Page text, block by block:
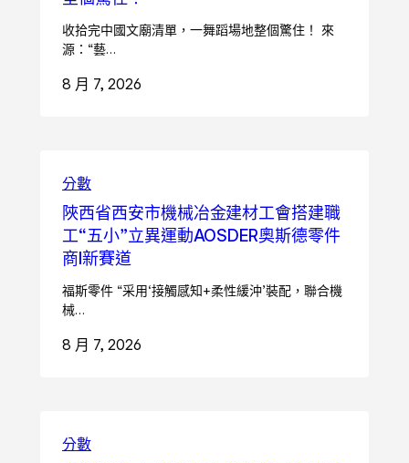
收拾完中國文廟清單，一舞蹈場地整個驚住！ 來
源：“藝…
8 月 7, 2026
分數
陜西省西安市機械冶金建材工會搭建職
工“五小”立異運動AOSDER奧斯德零件
商I新賽道
福斯零件 “采用‘接觸感知+柔性緩沖’裝配，聯合機
械…
8 月 7, 2026
分數